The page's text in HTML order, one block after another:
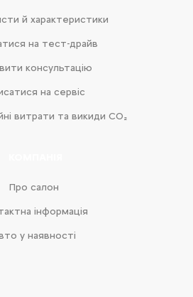
й характеристики
на тест-драйв
консультацію
на сервіс
витрати та викиди CO₂
Про салон
інформація
у наявності